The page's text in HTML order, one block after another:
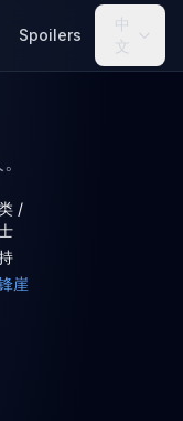
Spoilers
中
文
/
崖